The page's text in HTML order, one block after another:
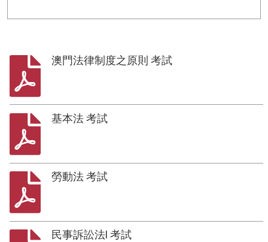
澳門法律制度之原則 考試
基本法 考試
勞動法 考試
民事訴訟法I 考試